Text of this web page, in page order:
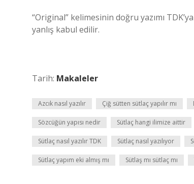
“Original” kelimesinin doğru yazımı
yanlış kabul edilir.
Tarih: Makaleler
Azcık nasıl yazılır Çiğ sütten sütlaç yapılır mı
Sözcüğün yapısı nedir Sütlaç hangi ilimize aittir
Sütlaç nasıl yazılır TDK Sütlaç nasıl yazılıyor
Sütlaç yapım eki almış mı Sütlaş mı sütlaç mı